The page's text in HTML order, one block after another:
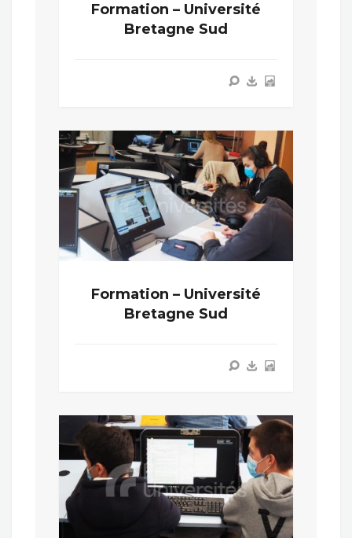
Formation – Université
Bretagne Sud
Formation – Université
Bretagne Sud